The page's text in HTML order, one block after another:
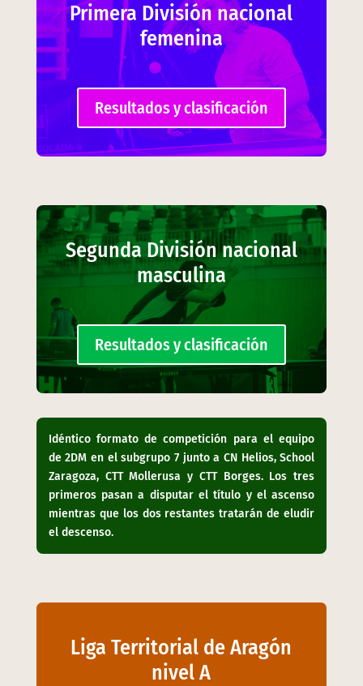
Primera División nacional
femenina
Resultados y clasificación
Segunda División nacional
masculina
Resultados y clasificación
Idéntico formato de competición para el equipo
de 2DM en el subgrupo 7 junto a CN Helios, School
Zaragoza, CTT Mollerusa y CTT Borges. Los tres
primeros pasan a disputar el título y el ascenso
mientras que los dos restantes tratarán de eludir
el descenso.
Liga Territorial de Aragón
nivel A